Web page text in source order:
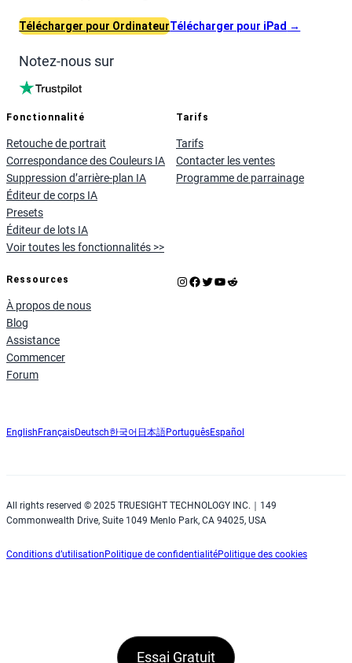
Télécharger pour OrdinateurTélécharger pour iPad →
Notez-nous sur
Fonctionnalité
Retouche de portrait
Correspondance des Couleurs IA
Suppression d’arrière-plan IA
Éditeur de corps IA
Presets
Éditeur de lots IA
Voir toutes les fonctionnalités >>
Tarifs
Tarifs
Contacter les ventes
Programme de parrainage
Ressources
À propos de nous
Blog
Assistance
Commencer
Forum
Instagram
Facebook
X YouTube
Reddit
EnglishFrançaisDeutsch한국어 日本語PortuguêsEspañol
All rights reserved © 2025 TRUESIGHT TECHNOLOGY INC.｜149
Commonwealth Drive, Suite 1049 Menlo Park, CA 94025, USA
Conditions d’utilisation Politique de confidentialitéPolitique des cookies
Essai Gratuit